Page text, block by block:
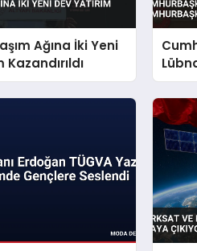
Ağına İki Yeni
Kazandırıldı